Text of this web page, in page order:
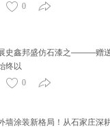
0
史鑫邦盛仿石漆之———赠
终以
0
涂装新格局！从石家庄